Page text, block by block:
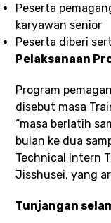
Peserta
karyawan senior
Peserta diberi
Pelaksanaan
Program
disebut masa
“masa berlatih
bulan ke dua
Technical Intern
Jisshusei, yang
Tunjangan